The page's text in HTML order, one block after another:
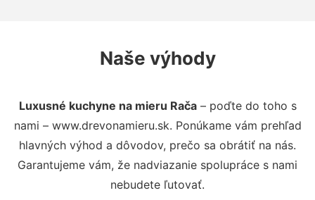
Naše výhody
Luxusné kuchyne na mieru Rača– poďte do toho s
nami – www.drevonamieru.sk. Ponúkame vám prehľad
hlavných výhod a dôvodov, prečo sa obrátiť na nás.
Garantujeme vám, že nadviazanie spolupráce s nami
nebudete ľutovať.